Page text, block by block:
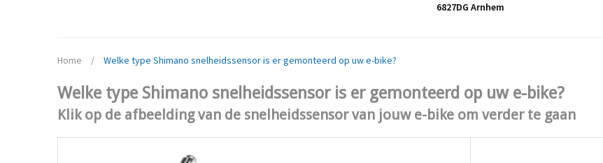
6827DG Arnhem
Home / Welke type Shimano snelheidssensor is er gemonteerd op uw e-bike?
Welke type Shimano snelheidssensor is er gemonteerd op uw e-bike?
Klik op de afbeelding van de snelheidssensor van jouw e-bike om verder te gaan